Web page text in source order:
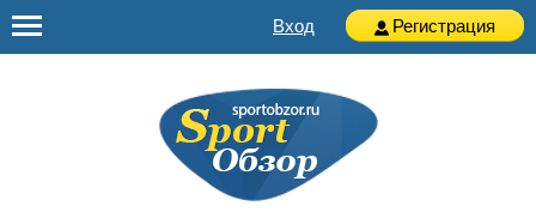
Вход Регистрация